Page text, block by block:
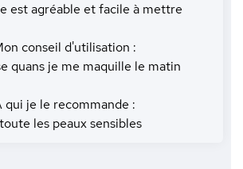
est agréable et facile à mettre
conseil d'utilisation :
quans je me maquille le matin
qui je le recommande :
les peaux sensibles